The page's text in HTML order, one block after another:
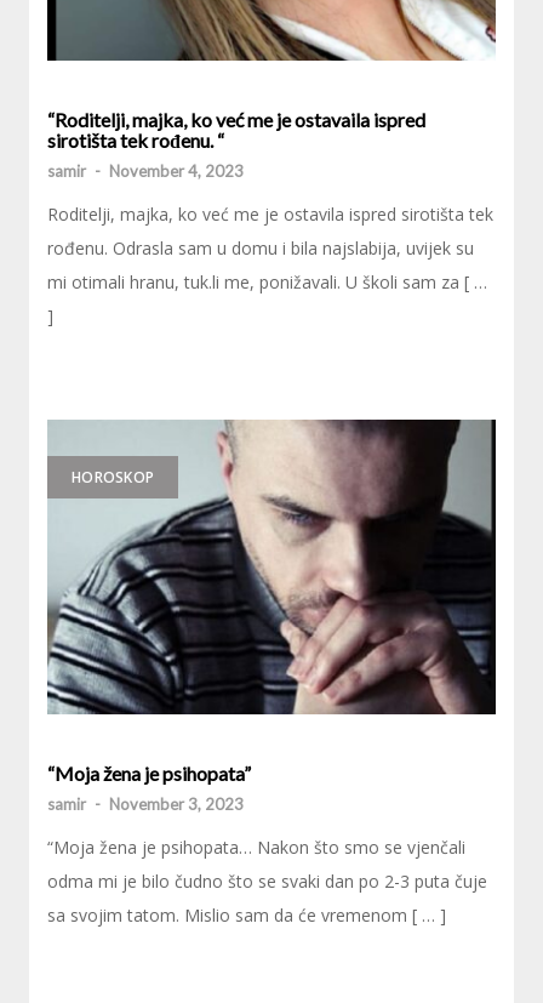
“Roditelji, majka, ko već me je ostavaila ispred
sirotišta tek rođenu. “
samir - November 4, 2023
Roditelji, majka, ko već me je ostavila ispred sirotišta tek
rođenu. Odrasla sam u domu i bila najslabija, uvijek su
mi otimali hranu, tuk.li me, ponižavali. U školi sam za [ …
]
HOROSKOP
“Moja žena je psihopata”
samir - November 3, 2023
“Moja žena je psihopata… Nakon što smo se vjenčali
odma mi je bilo čudno što se svaki dan po 2-3 puta čuje
sa svojim tatom. Mislio sam da će vremenom [ … ]